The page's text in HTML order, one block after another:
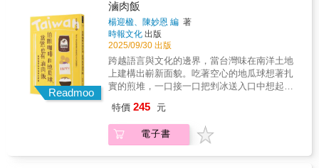
比動人的希望。
沒吃過披薩；在克羅埃西亞，懷抱著南斯拉夫
舊夢的克羅地亞青年，沉湎於修繕共和國舊
物；在莫斯塔爾，種族讓這個城市分裂成兩種
系統：郵政、電力公司、公車、消防隊、足球
隊、醫院、垃圾回收廠……彼此不能共用；塞
爾維亞的電商教父，靠著開課教年輕人用短影
片做買賣，推崇從羅馬尼亞去到美國開創美妝
的塞拉耶佛圍城的老婦，選擇用沉默面對過
去……美麗的山谷、帝國的殘影、歷史的幽靈
與人類的愛恨，劉子超都一一記下，巴爾幹在
人生盡頭，胃口盡失的她也絕不放棄吃食牡蠣
的每一次機會。從牡蠣性別不定的生物特性、
紐奧良百年餐廳的祖傳名菜、第戎路邊攤販的
現剝牡蠣，到古今中外人們對牡蠣之催情功效
的深信不疑，乃至千奇百怪的食用方式與五花
八門的食譜……費雪頌揚牡蠣這一海洋生物的
奇妙成長，寫人和牡蠣之間的傳說與故事，亦
召喚心靈中的美食記憶，如童年週日晚餐桌上
半所吃的牡蠣麵包。生吃充滿樂趣，烹調可以
意想不到，牡蠣之美值得大書特書。費雪於二
戰爆發初始、丈夫病重致使生活格外艱困的時
Readmoo
滷肉飯
楊迎楹、陳妙恩 編 著
時報文化 出版
2025/09/30 出版
跨越語言與文化的邊界，當台灣味在南洋土地
上建構出嶄新面貌。吃著空心的地瓜球想著扎
實的煎堆，一口接一口把剉冰送入口中想起了
就足以讓人瞬間飛回吉打州，置身吃雞大國馬
來西亞卻直到前往柔佛居鑾才吃到有九層塔的
鹽酥雞因此總算不再覺得「少了一味」，伯朗
特價 245 元
電子書